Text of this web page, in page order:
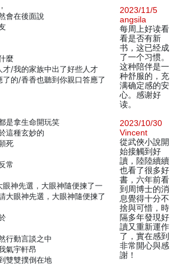
會在後面說
麼
才/我的家族中出了好些人才
的/香香也聽到你親口答應了
是拿生命開玩笑
這種玄妙的
死
常
神先選，大眼神隨便揀了一
大眼神先選，大眼神隨便揀了
行動言談之中
氣宇軒昂
雙雙撲倒在地
2023/11/5
angsila
每周上好读看
看是否有新
书，这已经成
了一个习惯。
这种陪伴是一
种舒服的，充
满确定感的安
心。感谢好
读。
2023/10/30
Vincent
從武俠小說開
始接觸到好
讀，陸陸續續
也看了很多好
書，六年前看
到周博士的消
息覺得十分不
捨與可惜，時
隔多年發現好
讀又重新運作
了，實在感到
非常開心與感
謝！